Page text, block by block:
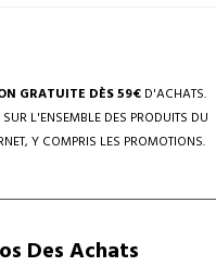
GRATUITE DÈS 59€ D'ACHATS.
L'ENSEMBLE DES PRODUITS DU
Y COMPRIS LES PROMOTIONS.
Des Achats